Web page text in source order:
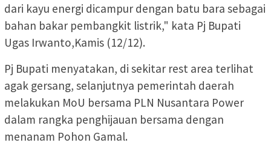
dari kayu energi dicampur dengan batu bara sebagai
bahan bakar pembangkit listrik," kata Pj Bupati
Ugas Irwanto,Kamis (12/12).
Pj Bupati menyatakan, di sekitar rest area terlihat
agak gersang, selanjutnya pemerintah daerah
melakukan MoU bersama PLN Nusantara Power
dalam rangka penghijauan bersama dengan
menanam Pohon Gamal.